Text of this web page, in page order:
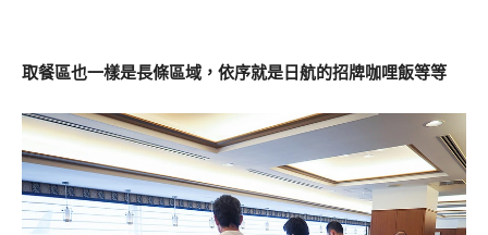
取餐區也一樣是長條區域，依序就是日航的招牌咖哩飯等等